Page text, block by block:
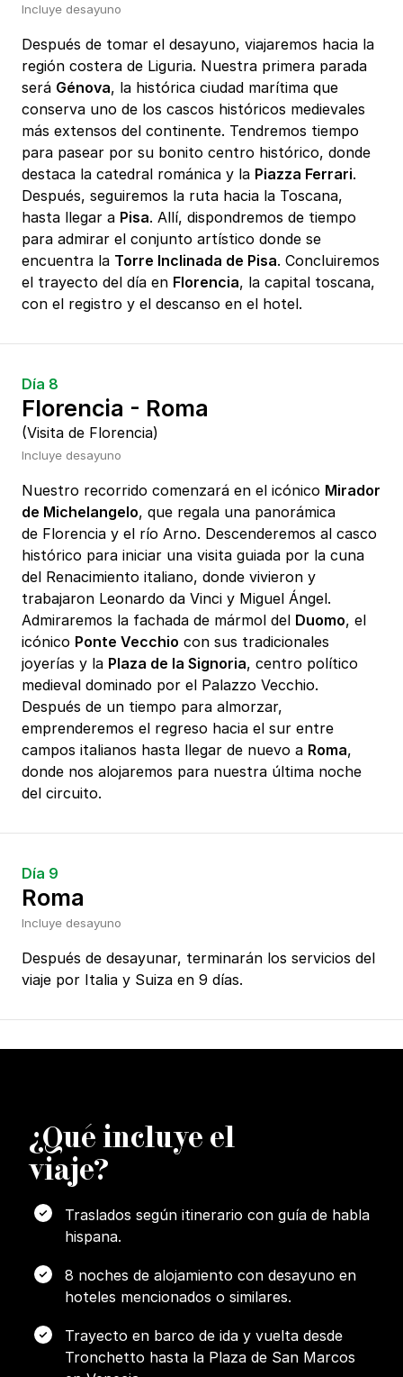
Incluye desayuno
Después de tomar el desayuno, viajaremos hacia la
región costera de Liguria. Nuestra primera parada
será Génova, la histórica ciudad marítima que
conserva uno de los cascos históricos medievales
más extensos del continente. Tendremos tiempo
para pasear por su bonito centro histórico, donde
destaca la catedral románica y la Piazza Ferrari.
Después, seguiremos la ruta hacia la Toscana,
hasta llegar a Pisa. Allí, dispondremos de tiempo
para admirar el conjunto artístico donde se
encuentra la Torre Inclinada de Pisa. Concluiremos
el trayecto del día en Florencia, la capital toscana,
con el registro y el descanso en el hotel.
Día 8
Florencia - Roma
(Visita de Florencia)
Incluye desayuno
Nuestro recorrido comenzará en el icónico Mirador
de Michelangelo, que regala una panorámica
de Florencia y el río Arno. Descenderemos al casco
histórico para iniciar una visita guiada por la cuna
del Renacimiento italiano, donde vivieron y
trabajaron Leonardo da Vinci y Miguel Ángel.
Admiraremos la fachada de mármol del Duomo, el
icónico Ponte Vecchio con sus tradicionales
joyerías y la Plaza de la Signoria, centro político
medieval dominado por el Palazzo Vecchio.
Después de un tiempo para almorzar,
emprenderemos el regreso hacia el sur entre
campos italianos hasta llegar de nuevo a Roma,
donde nos alojaremos para nuestra última noche
del circuito.
Día 9
Roma
Incluye desayuno
Después de desayunar, terminarán los servicios del
viaje por Italia y Suiza en 9 días.
¿Qué incluye el
viaje?
Traslados según itinerario con guía de habla
hispana.
8 noches de alojamiento con desayuno en
hoteles mencionados o similares.
Trayecto en barco de ida y vuelta desde
Tronchetto hasta la Plaza de San Marcos